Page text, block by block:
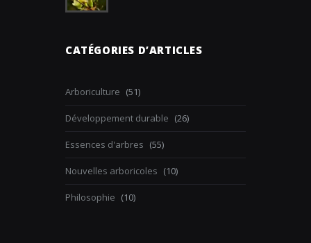
CATÉGORIES D’ARTICLES
Arboriculture (51)
Développement durable (26)
Essences d'arbres (55)
Nouvelles arboricoles (10)
Philosophie (10)